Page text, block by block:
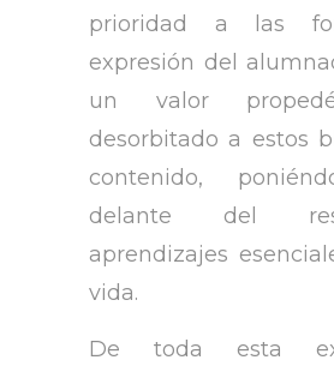
prioridad a las
expresión del
un valor
desorbitado a estos
contenido,
delante del
aprendizajes
vida.
De toda esta